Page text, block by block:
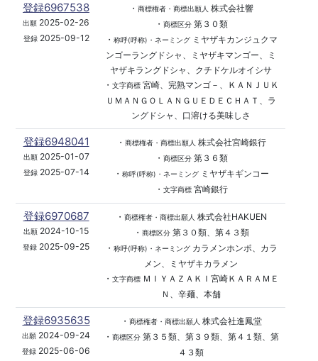
登録6967538
出願 2025-02-26
登録2025-09-12
・ 商標権者・商標出願人 株式会社響
・ 商標区分第３０類
・ 称呼(呼称)・ネーミングミヤザキカンジュクマ
ンゴーラングドシャ、ミヤザキマンゴー、ミ
ヤザキラングドシャ、クチドケルオイシサ
・ 文字商標宮崎、完熟マンゴ－、ＫＡＮＪＵＫ
ＵＭＡＮＧＯＬＡＮＧＵＥＤＥＣＨＡＴ、ラ
ングドシャ、口溶ける美味しさ
登録6948041
出願2025-01-07
登録2025-07-14
・ 商標権者・商標出願人 株式会社宮崎銀行
・ 商標区分第３６類
・ 称呼(呼称)・ネーミングミヤザキギンコー
・ 文字商標宮崎銀行
登録6970687
出願 2024-10-15
登録 2025-09-25
・ 商標権者・商標出願人 株式会社HAKUEN
・ 商標区分第３０類、第４３類
・ 称呼(呼称)・ネーミングカラメンホンポ、カラ
メン、ミヤザキカラメン
・ 文字商標ＭＩＹＡＺＡＫＩ宮崎ＫＡＲＡＭＥ
Ｎ、辛麺、本舗
登録6935635
出願 2024-09-24
登録 2025-06-06
・ 商標権者・商標出願人 株式会社進鳳堂
・ 商標区分第３５類、第３９類、第４１類、第
４３類